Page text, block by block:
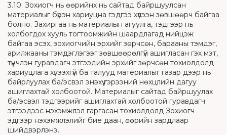
3.10. Зохиогч нь өөрийнх нь сайтад байршуулсан
материалыг бүрэн хариуцна гэдгээ хүлээн зөвшөөрч байгаа
болно. Захиргаа нь материалын агуулга, тэдгээр нь
холбогдох хууль тогтоомжийн шаардлагад нийцэж
байгаа эсэх, зохиогчийн эрхийг зөрчсөн, барааны тэмдэг,
арилжааны тэмдэглэгээг зөвшөөрөлгүй ашигласан гэх мэт,
түүнчлэн гуравдагч этгээдийн эрхийг зөрчсөн тохиолдолд
хариуцлага хүлээхгүй ба талууд материалыг газар дээр нь
байрлуулах ба/эсвэл энэхүү гэрээний нөхцлийн дагуу
ашиглахтай холбоотой. Материалыг сайтад байршуулах
ба/эсвэл тэдгээрийг ашиглахтай холбоотой гуравдагч
этгээдээс нэхэмжлэл гаргасан тохиолдолд Зохиогч
эдгээр нэхэмжлэлийг бие даан, өөрийн зардлаар
шийдвэрлэнэ.